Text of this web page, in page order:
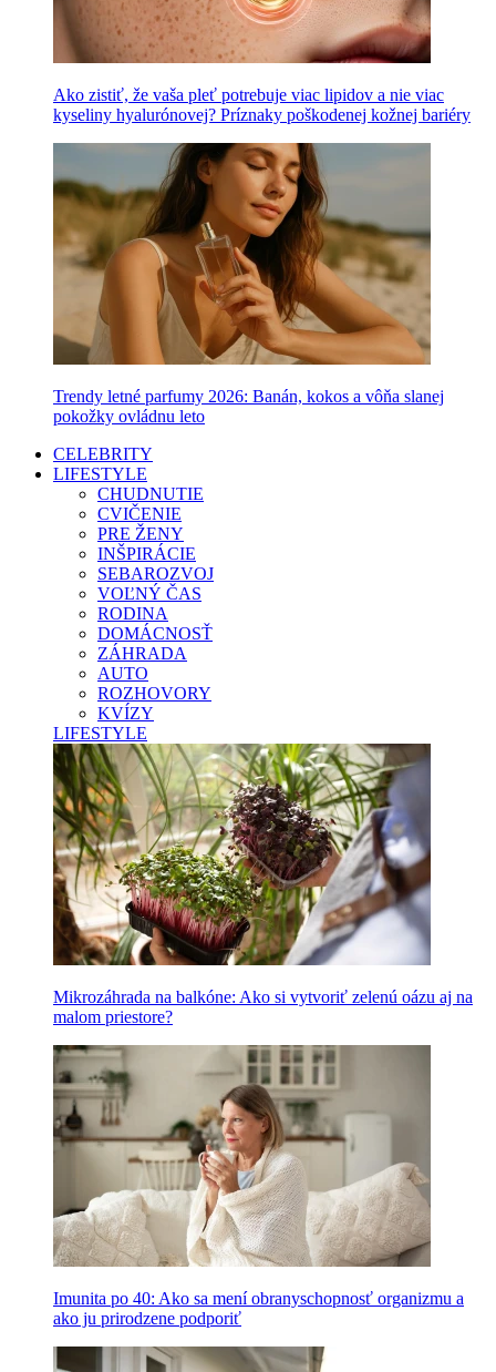
Ako zistiť, že vaša pleť potrebuje viac lipidov a nie viac
kyseliny hyalurónovej? Príznaky poškodenej kožnej bariéry
Trendy letné parfumy 2026: Banán, kokos a vôňa slanej
pokožky ovládnu leto
CELEBRITY
LIFESTYLE
CHUDNUTIE
CVIČENIE
PRE ŽENY
INŠPIRÁCIE
SEBAROZVOJ
VOĽNÝ ČAS
RODINA
DOMÁCNOSŤ
ZÁHRADA
AUTO
ROZHOVORY
KVÍZY
LIFESTYLE
Mikrozáhrada na balkóne: Ako si vytvoriť zelenú oázu aj na
malom priestore?
Imunita po 40: Ako sa mení obranyschopnosť organizmu a
ako ju prirodzene podporiť